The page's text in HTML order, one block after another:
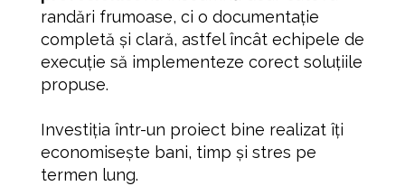
randări frumoase, ci o documentație
completă și clară, astfel încât echipele de
execuție să implementeze corect soluțiile
propuse.
Investiția într-un proiect bine realizat îți
economisește bani, timp și stres pe
termen lung.